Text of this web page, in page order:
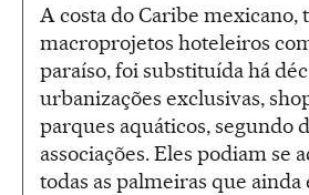
A costa do Caribe mexicano,
macroprojetos hoteleiros
paraíso, foi substituída há
urbanizações exclusivas,
parques aquáticos, segundo
associações. Eles podiam se
todas as palmeiras que ainda